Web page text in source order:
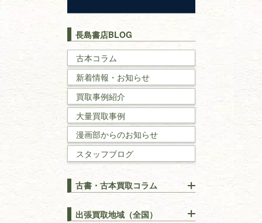
戦記・戦史
国文学・国語学
理工書
数学書・物理学書
建築書
漢方・鍼灸・東洋医学
易学・占い
長島書店BLOG
古本コラム
新着情報・お知らせ
買取事例紹介
大量買取事例
漫画部からのお知らせ
スタッフブログ
古書・古本買取コラム
【出張買取】古本の大量買取
りOK！効率的に売る方法
出張買取地域（全国）